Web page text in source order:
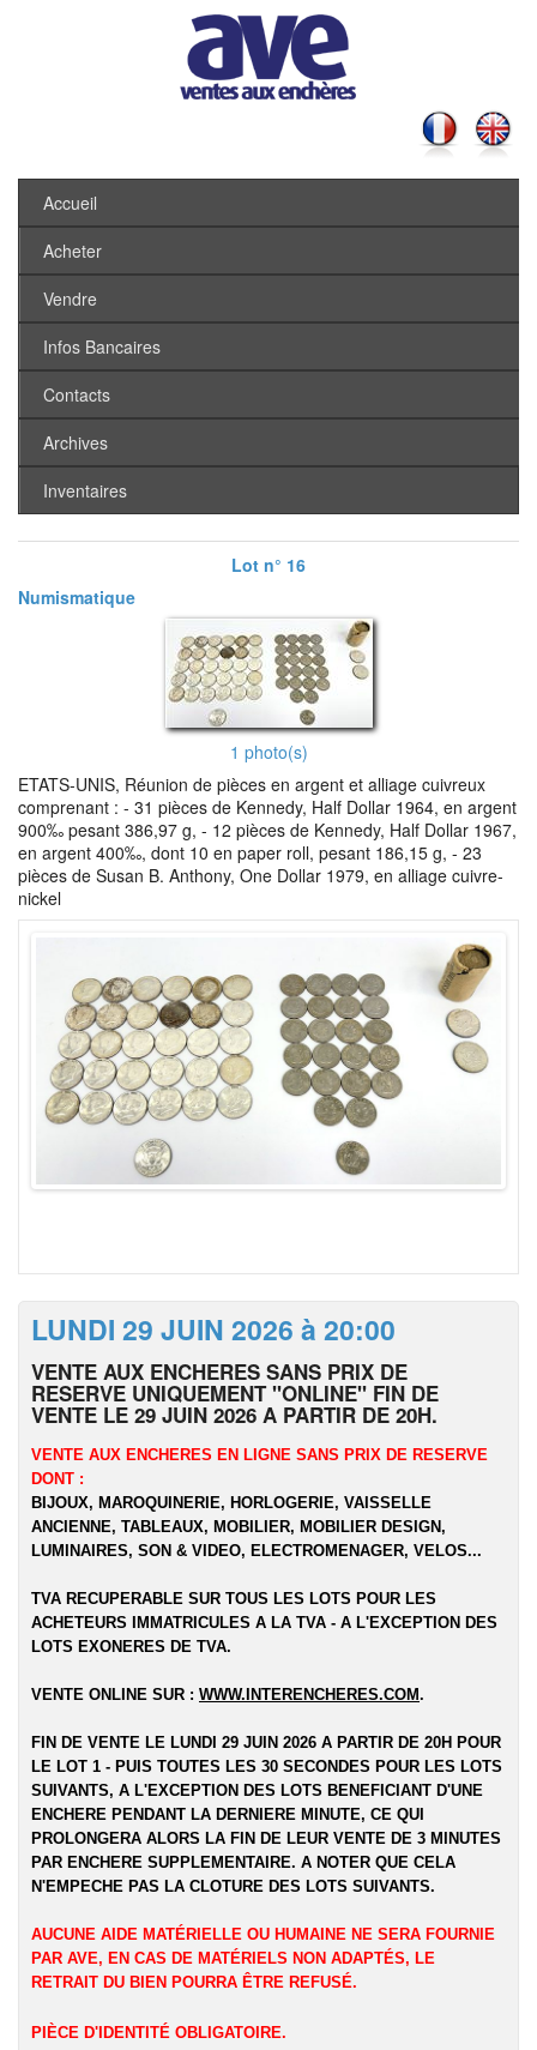
Accueil
Acheter
Vendre
Infos Bancaires
Contacts
Archives
Inventaires
Lot n° 16
Numismatique
1 photo(s)
ETATS-UNIS, Réunion de pièces en argent et alliage cuivreux
comprenant : - 31 pièces de Kennedy, Half Dollar 1964, en argent
900‰ pesant 386,97 g, - 12 pièces de Kennedy, Half Dollar 1967,
en argent 400‰, dont 10 en paper roll, pesant 186,15 g, - 23
pièces de Susan B. Anthony, One Dollar 1979, en alliage cuivre-
nickel
LUNDI 29 JUIN 2026 à 20:00
VENTE AUX ENCHERES SANS PRIX DE
RESERVE UNIQUEMENT "ONLINE" FIN DE
VENTE LE 29 JUIN 2026 A PARTIR DE 20H.
VENTE AUX ENCHERES EN LIGNE SANS PRIX DE RESERVE
DONT :
BIJOUX, MAROQUINERIE, HORLOGERIE, VAISSELLE
ANCIENNE, TABLEAUX, MOBILIER, MOBILIER DESIGN,
LUMINAIRES, SON & VIDEO, ELECTROMENAGER, VELOS...
TVA RECUPERABLE SUR TOUS LES LOTS POUR LES
ACHETEURS IMMATRICULES A LA TVA - A L'EXCEPTION DES
LOTS EXONERES DE TVA.
VENTE ONLINE SUR : WWW.INTERENCHERES.COM.
FIN DE VENTE LE LUNDI 29 JUIN 2026 A PARTIR DE 20H POUR
LE LOT 1 - PUIS TOUTES LES 30 SECONDES POUR LES LOTS
SUIVANTS, A L'EXCEPTION DES LOTS BENEFICIANT D'UNE
ENCHERE PENDANT LA DERNIERE MINUTE, CE QUI
PROLONGERA ALORS LA FIN DE LEUR VENTE DE 3 MINUTES
PAR ENCHERE SUPPLEMENTAIRE. A NOTER QUE CELA
N'EMPECHE PAS LA CLOTURE DES LOTS SUIVANTS.
AUCUNE AIDE MATÉRIELLE OU HUMAINE NE SERA FOURNIE
PAR AVE, EN CAS DE MATÉRIELS NON ADAPTÉS, LE
RETRAIT DU BIEN POURRA ÊTRE REFUSÉ.
PIÈCE D'IDENTITÉ OBLIGATOIRE.